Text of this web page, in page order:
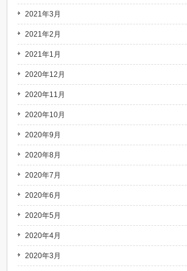
2021年3月
2021年2月
2021年1月
2020年12月
2020年11月
2020年10月
2020年9月
2020年8月
2020年7月
2020年6月
2020年5月
2020年4月
2020年3月